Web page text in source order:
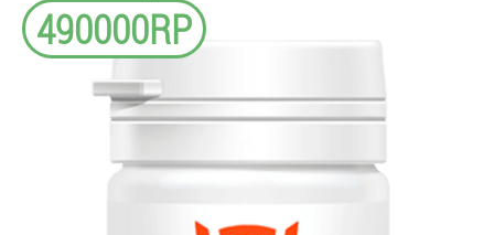
490000RP